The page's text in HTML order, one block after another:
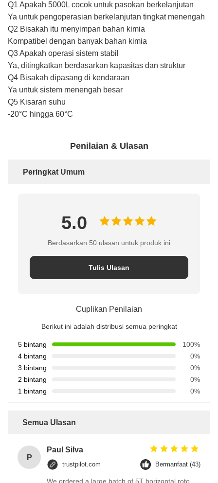
Q1 Apakah 5000L cocok untuk pasokan berkelanjutan
Ya untuk pengoperasian berkelanjutan tingkat menengah
Q2 Bisakah itu menyimpan bahan kimia
Kompatibel dengan banyak bahan kimia
Q3 Apakah operasi sistem stabil
Ya, ditingkatkan berdasarkan kapasitas dan struktur
Q4 Bisakah dipasang di kendaraan
Ya untuk sistem menengah besar
Q5 Kisaran suhu
-20°C hingga 60°C
Penilaian & Ulasan
Peringkat Umum
5.0
Berdasarkan 50 ulasan untuk produk ini
Tulis Ulasan
Cuplikan Penilaian
Berikut ini adalah distribusi semua peringkat
5 bintang
100%
4 bintang
0%
3 bintang
0%
2 bintang
0%
1 bintang
0%
Semua Ulasan
P
Paul Silva
trustpilot.com Bermanfaat (43)
We ordered a large batch of 5T horizontal roto